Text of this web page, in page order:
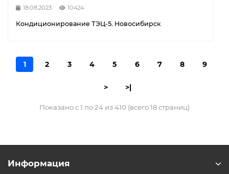
18.08.2023 10424
Кондиционирование ТЭЦ-5. Новосибирск
1 2 3 4 5 6 7 8 9
> >|
Показано с 1 по 24 из 410 (всего 18 страниц)
Информация